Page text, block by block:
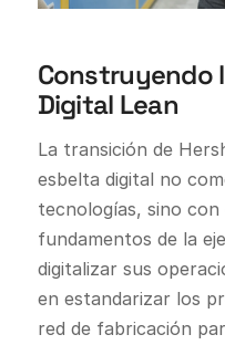
Construyendo
Digital Lean
La transición de
esbelta digital no
tecnologías, sino
fundamentos de la
digitalizar sus
en estandarizar los
red de fabricación